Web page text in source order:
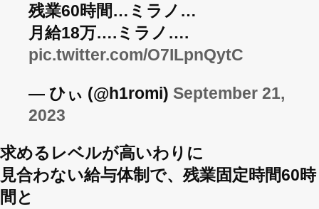
残業60時間…ミラノ…
月給18万….ミラノ….
pic.twitter.com/O7ILpnQytC
— ひぃ (@h1romi) September 21,
2023
求めるレベルが高いわりに
見合わない給与体制で、残業固定時間60時
間と